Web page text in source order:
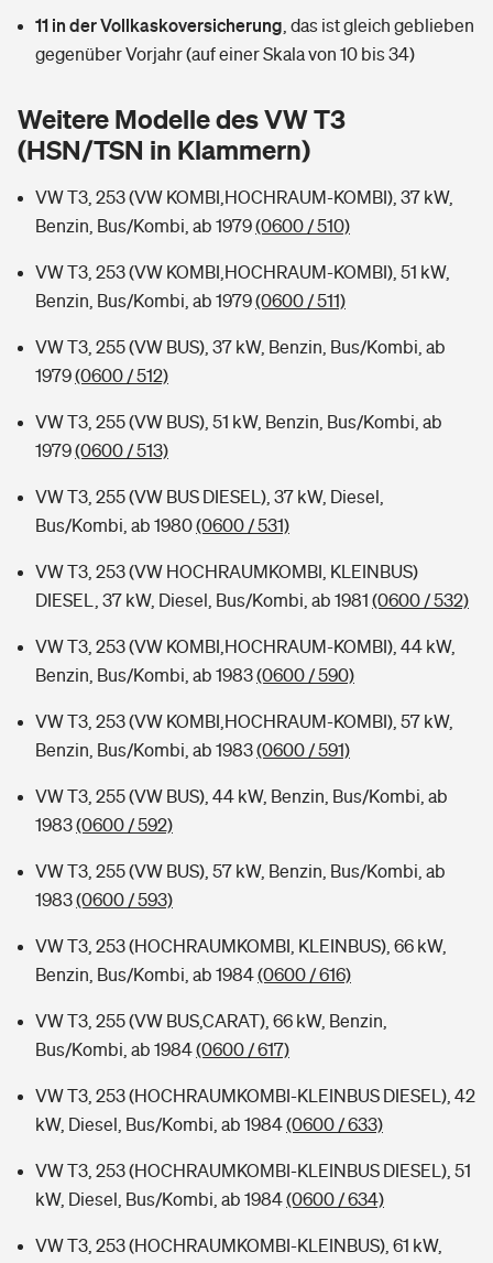
Hochwasser-Check: Wie gefährdet ist Ihr Haus?
Wer versichert was: Jetzt Versicherer finden
Sie haben Fragen?
Private Cyberversicherung
Musikinstrumentenversicherung
Zur Übersicht
Tools
Kinderunfall-Check: Mehr Sicherheit für deine Kids
Sie haben Fragen?
Wer versichert was: Jetzt Versicherer finden
Sie haben Fragen?
Rentenrechner: Wie viel Geld bekomme ich im Alter?
11 in der Vollkaskoversicherung das ist gleich geblieben
gegenüber Vorjahr (auf einer Skala von 10 bis 34)
Weitere Modelle des VW T3
(HSN/TSN in Klammern)
VW T3, 253 (VW KOMBI,HOCHRAUM-KOMBI), 37 kW,
Benzin, Bus/Kombi, ab 1979(0600 / 510)
VW T3, 253 (VW KOMBI,HOCHRAUM-KOMBI), 51 kW,
Benzin, Bus/Kombi, ab 1979(0600 / 511)
VW T3, 255 (VW BUS), 37 kW, Benzin, Bus/Kombi, ab
1979(0600 / 512)
VW T3, 255 (VW BUS), 51 kW, Benzin, Bus/Kombi, ab
1979(0600 / 513)
VW T3, 255 (VW BUS DIESEL), 37 kW, Diesel,
Bus/Kombi, ab 1980(0600 / 531)
VW T3, 253 (VW HOCHRAUMKOMBI, KLEINBUS)
DIESEL, 37 kW, Diesel, Bus/Kombi, ab 1981 (0600 / 532)
VW T3, 253 (VW KOMBI,HOCHRAUM-KOMBI), 44 kW,
Benzin, Bus/Kombi, ab 1983(0600 / 590)
VW T3, 253 (VW KOMBI,HOCHRAUM-KOMBI), 57 kW,
Benzin, Bus/Kombi, ab 1983(0600 / 591)
VW T3, 255 (VW BUS), 44 kW, Benzin, Bus/Kombi, ab
1983(0600 / 592)
VW T3, 255 (VW BUS), 57 kW, Benzin, Bus/Kombi, ab
1983(0600 / 593)
VW T3, 253 (HOCHRAUMKOMBI, KLEINBUS), 66 kW,
Benzin, Bus/Kombi, ab 1984(0600 / 616)
VW T3, 255 (VW BUS,CARAT), 66 kW, Benzin,
Bus/Kombi, ab 1984(0600 / 617)
VW T3, 253 (HOCHRAUMKOMBI-KLEINBUS DIESEL), 42
kW, Diesel, Bus/Kombi, ab 1984(0600 / 633)
VW T3, 253 (HOCHRAUMKOMBI-KLEINBUS DIESEL), 51
kW, Diesel, Bus/Kombi, ab 1984(0600 / 634)
VW T3, 253 (HOCHRAUMKOMBI-KLEINBUS), 61 kW,